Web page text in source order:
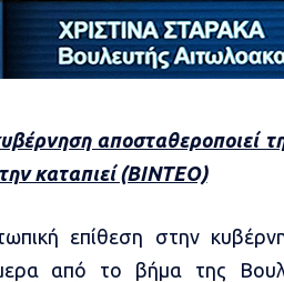
αποσταθεροποιεί
καταπιεί (ΒΙΝΤΕΟ)
επίθεση στην
από το βήμα της